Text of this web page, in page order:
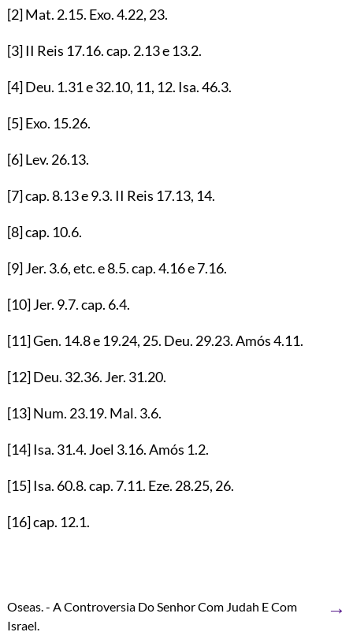
[2]Mat. 2.15. Exo.4.22, 23.
[3]II Reis 17.16. cap. 2.13e 13.2.
[4]Deu. 1.31e32.10, 11, 12. Isa.46.3.
[5]Exo. 15.26.
[6]Lev. 26.13.
[7]cap.8.13e9.3. II Reis 17.13, 14.
[8]cap. 10.6.
[9]Jer. 3.6, etc. e8.5. cap.4.16e7.16.
[10]Jer. 9.7. cap. 6.4.
[11]Gen. 14.8e 19.24, 25. Deu. 29.23. Amós4.11.
[12]Deu. 32.36. Jer. 31.20.
[13]Num. 23.19. Mal. 3.6.
[14]Isa. 31.4. Joel 3.16. Amós 1.2.
[15]Isa. 60.8. cap. 7.11. Eze. 28.25, 26.
[16]cap. 12.1.
Oseas. - A Controversia Do Senhor Com Judah E Com
Israel.
→